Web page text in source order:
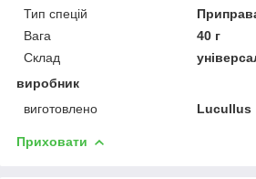
Тип спецій
Вага
40 г
Склад
виробник
виготовлено
Lucullus
Приховати